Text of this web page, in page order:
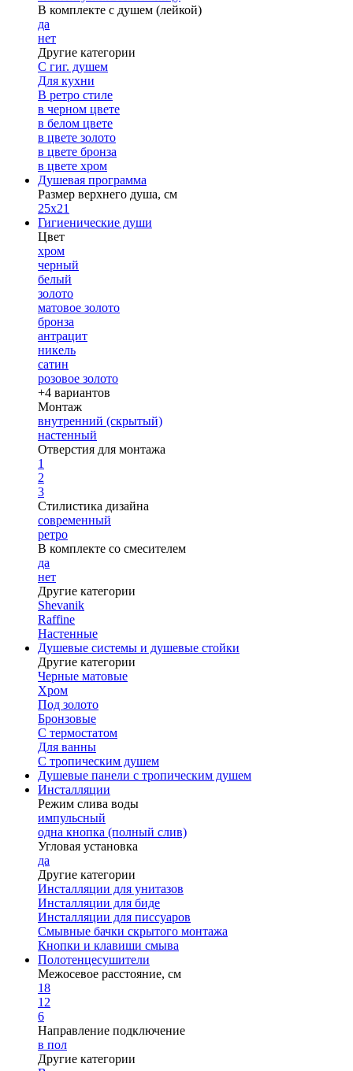
В комплекте с душем (лейкой)
да
нет
Другие категории
С гиг. душем
Для кухни
В ретро стиле
в черном цвете
в белом цвете
в цвете золото
в цвете бронза
в цвете хром
Душевая программа
Размер верхнего душа, см
25х21
Гигиенические души
Цвет
хром
черный
белый
золото
матовое золото
бронза
антрацит
никель
сатин
розовое золото
+4 вариантов
Монтаж
внутренний (скрытый)
настенный
Отверстия для монтажа
1
2
3
Стилистика дизайна
современный
ретро
В комплекте со смесителем
да
нет
Другие категории
Shevanik
Raffine
Настенные
Душевые системы и душевые стойки
Другие категории
Черные матовые
Хром
Под золото
Бронзовые
С термостатом
Для ванны
С тропическим душем
Душевые панели с тропическим душем
Инсталляции
Режим слива воды
импульсный
одна кнопка (полный слив)
Угловая установка
да
Другие категории
Инсталляции для унитазов
Инсталляции для биде
Инсталляции для писсуаров
Смывные бачки скрытого монтажа
Кнопки и клавиши смыва
Полотенцесушители
Межосевое расстояние, см
18
12
6
Направление подключение
в пол
Другие категории